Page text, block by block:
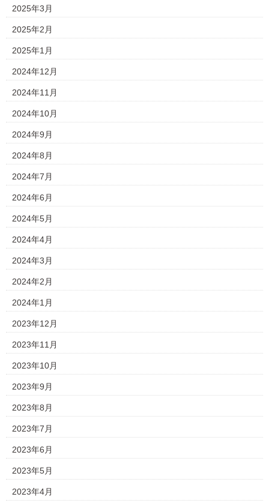
2025年3月
2025年2月
2025年1月
2024年12月
2024年11月
2024年10月
2024年9月
2024年8月
2024年7月
2024年6月
2024年5月
2024年4月
2024年3月
2024年2月
2024年1月
2023年12月
2023年11月
2023年10月
2023年9月
2023年8月
2023年7月
2023年6月
2023年5月
2023年4月